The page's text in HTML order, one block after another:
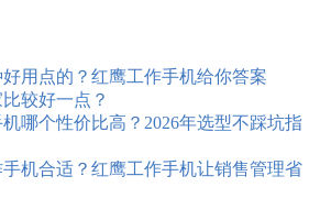
用点的？红鹰工作手机给你答案
较好一点？
哪个性价比高？2026年选型不踩坑指
机合适？红鹰工作手机让销售管理省